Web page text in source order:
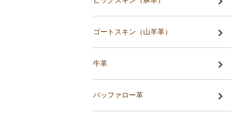
ゴートスキン（山羊革）
牛革
バッファロー革